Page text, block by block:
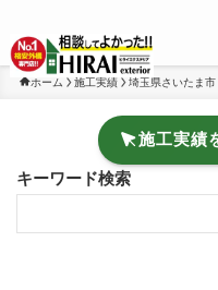
ホーム 施工実績 埼玉県さいたま市
施工実績
キーワード検索